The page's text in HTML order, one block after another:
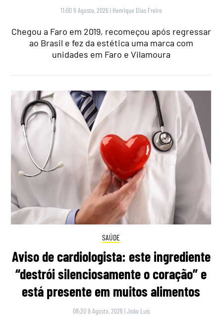
11:00 9 Agosto, 2026 | Henrique Dias Freire
Chegou a Faro em 2019, recomeçou após regressar
ao Brasil e fez da estética uma marca com
unidades em Faro e Vilamoura
SAÚDE
Aviso de cardiologista: este ingrediente
“destrói silenciosamente o coração” e
está presente em muitos alimentos
08:20 9 Agosto, 2026 |João Luís